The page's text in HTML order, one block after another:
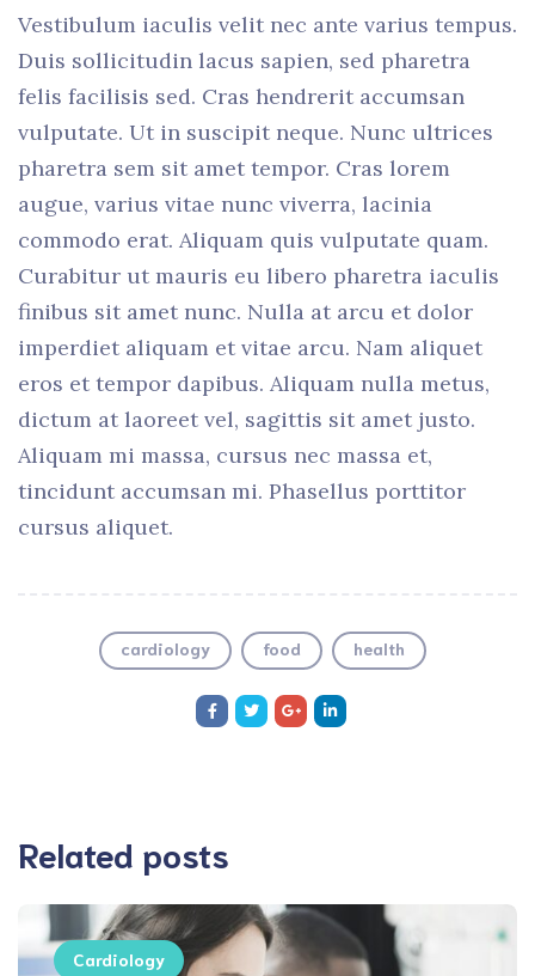
Vestibulum iaculis velit nec ante varius tempus.
Duis sollicitudin lacus sapien, sed pharetra
felis facilisis sed. Cras hendrerit accumsan
vulputate. Ut in suscipit neque. Nunc ultrices
pharetra sem sit amet tempor. Cras lorem
augue, varius vitae nunc viverra, lacinia
commodo erat. Aliquam quis vulputate quam.
Curabitur ut mauris eu libero pharetra iaculis
finibus sit amet nunc. Nulla at arcu et dolor
imperdiet aliquam et vitae arcu. Nam aliquet
eros et tempor dapibus. Aliquam nulla metus,
dictum at laoreet vel, sagittis sit amet justo.
Aliquam mi massa, cursus nec massa et,
tincidunt accumsan mi. Phasellus porttitor
cursus aliquet.
cardiology food health
Related posts
Cardiology